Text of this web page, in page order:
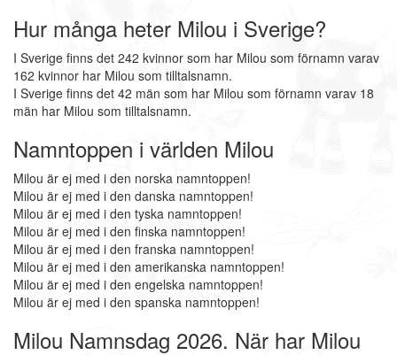
Hur många heter Milou i Sverige?
I Sverige finns det 242 kvinnor som har Milou som förnamn varav
162 kvinnor har Milou som tilltalsnamn.
I Sverige finns det 42 män som har Milou som förnamn varav 18
män har Milou som tilltalsnamn.
Namntoppen i världen Milou
Milou är ej med i den norska namntoppen!
Milou är ej med i den danska namntoppen!
Milou är ej med i den tyska namntoppen!
Milou är ej med i den finska namntoppen!
Milou är ej med i den franska namntoppen!
Milou är ej med i den amerikanska namntoppen!
Milou är ej med i den engelska namntoppen!
Milou är ej med i den spanska namntoppen!
Milou Namnsdag 2026. När har Milou